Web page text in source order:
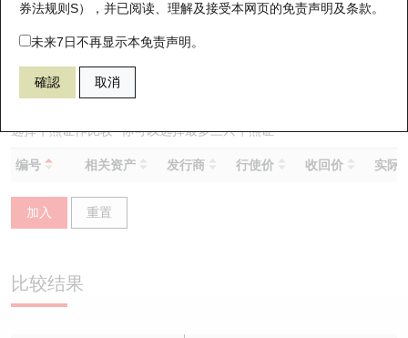
券法规则S），并已阅读、理解及接受本网页的免责声明及条款。
未来7日不再显示本免责声明。
確認 取消
59561 瑞银熊证 9660 地平线机器人－Ｗ
选择牛熊证作比较 *你可以选择最多三只牛熊证
编号 相关资产 发行商 行使价 收回价 实际
加入 重置
比较结果
即将到期认股证
认股证到期结算价查找
认股证分析仪
认股证速算机
引伸波幅比较图
认股证文件及公告
牛熊证街货分布图
正股牛熊证列表
新发行瑞银牛熊证
已收回牛熊证剩余价值
即将到期牛熊证
牛熊证分析仪
十天股证占大市成交
资金流
街货统计
三十大平均引伸波幅
恒指成份股
国指成份股
科指成份股
相关资产沽空
业绩及经济日历
AH 股价对照
讲座及教育短片
认股证投资者教育
牛熊证投资者教育
认股证牛熊证常问问题